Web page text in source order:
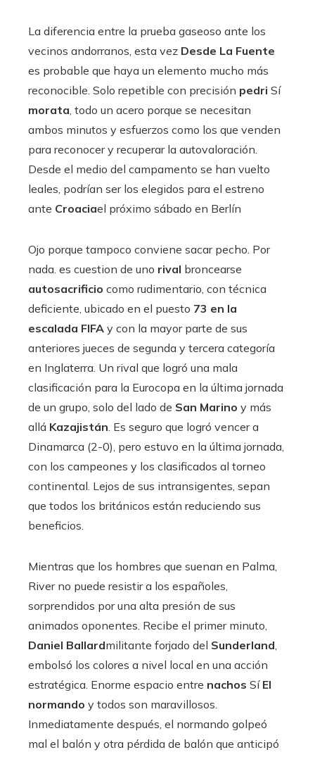
La diferencia entre la prueba gaseoso ante los
vecinos andorranos, esta vez Desde La Fuente
es probable que haya un elemento mucho más
reconocible. Solo repetible con precisión pedri Sí
morata, todo un acero porque se necesitan
ambos minutos y esfuerzos como los que venden
para reconocer y recuperar la autovaloración.
Desde el medio del campamento se han vuelto
leales, podrían ser los elegidos para el estreno
ante Croaciael próximo sábado en Berlín
Ojo porque tampoco conviene sacar pecho. Por
nada. es cuestion de uno rival broncearse
autosacrificio como rudimentario, con técnica
deficiente, ubicado en el puesto 73 en la
escalada FIFA y con la mayor parte de sus
anteriores jueces de segunda y tercera categoría
en Inglaterra. Un rival que logró una mala
clasificación para la Eurocopa en la última jornada
de un grupo, solo del lado de San Marino y más
allá Kazajistán. Es seguro que logró vencer a
Dinamarca (2-0), pero estuvo en la última jornada,
con los campeones y los clasificados al torneo
continental. Lejos de sus intransigentes, sepan
que todos los británicos están reduciendo sus
beneficios.
Mientras que los hombres que suenan en Palma,
River no puede resistir a los españoles,
sorprendidos por una alta presión de sus
animados oponentes. Recibe el primer minuto,
Daniel Ballardmilitante forjado del Sunderland,
embolsó los colores a nivel local en una acción
estratégica. Enorme espacio entre nachos Sí El
normando y todos son maravillosos.
Inmediatamente después, el normando golpeó
mal el balón y otra pérdida de balón que anticipó